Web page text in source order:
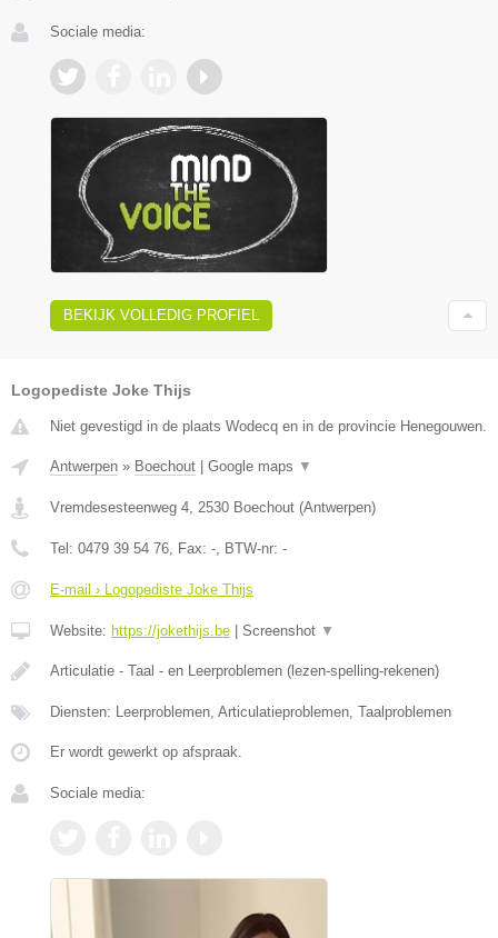
Sociale media:
BEKIJK VOLLEDIG PROFIEL
Logopediste Joke Thijs
Niet gevestigd in de plaats Wodecq en in de provincie Henegouwen.
Antwerpen » Boechout Google maps ▼
Vremdesesteenweg 4, 2530 Boechout (Antwerpen)
Tel: 0479 39 54 76, Fax: -, BTW-nr: -
E-mail › Logopediste Joke Thijs
Website: https://jokethijs.be Screenshot ▼
Articulatie - Taal - en Leerproblemen (lezen-spelling-rekenen)
Diensten: Leerproblemen, Articulatieproblemen, Taalproblemen
Er wordt gewerkt op afspraak.
Sociale media: